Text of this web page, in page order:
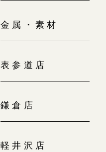
金属・素材
表参道店
鎌倉店
軽井沢店